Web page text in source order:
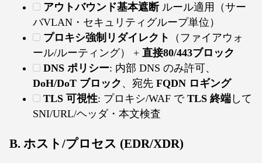
アウトバウンド基本遮断ルール適用（サー
バVLAN・セキュリティグループ単位）
プロキシ強制リダイレクト
（ファイアウォ
ール/ルーティング） + 直接80/443ブロック
DNS ポリシー: 内部 DNS のみ許可、
DoH/DoT ブロック 、宛先 FQDN ロギング
TLS 可視性: プロキシ/WAF で TLS 終端 して
SNI/URL/ヘッダ・本文検査
B. ホスト/プロセス (EDR/XDR)